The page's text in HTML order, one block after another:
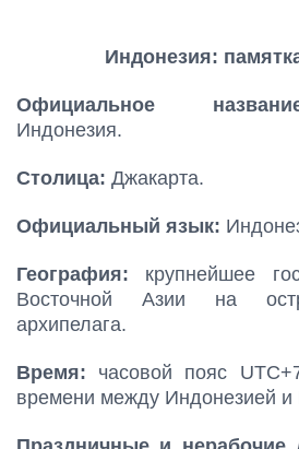
Индонезия:
Официальное
Индонезия.
Столица: Джакарта.
Официальный язык:
География: крупнейшее
Восточной Азии на
архипелага.
Время: часовой пояс
времени между Индонезией и